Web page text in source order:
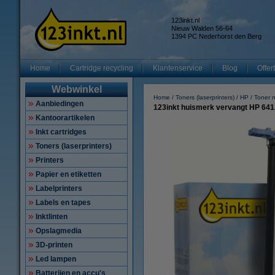
123inkt.nl
Nieuw Walden 56-64
1394 PC Nederhorst den Berg
Home Cartridge recycling Klantenservice Blog
Webwinkel
Aanbiedingen
Kantoorartikelen
Inkt cartridges
Toners (laserprinters)
Printers
Papier en etiketten
Labelprinters
Labels en tapes
Inktlinten
Opslagmedia
3D-printen
Led lampen
Batterijen en accu's
Home Toners (laserprinters) HP Toner
123inkt huismerk vervangt HP